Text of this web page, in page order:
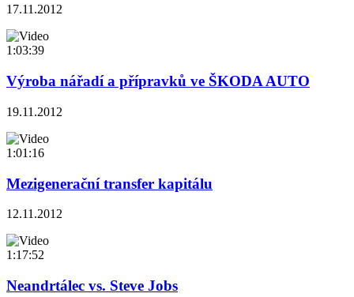
17.11.2012
1:03:39
Výroba nářadí a přípravků ve ŠKODA AUTO
19.11.2012
1:01:16
Mezigenerační transfer kapitálu
12.11.2012
1:17:52
Neandrtálec vs. Steve Jobs